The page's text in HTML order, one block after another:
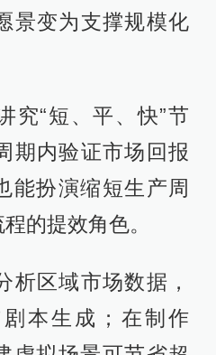
景变为支撑规模化
究“短、平、快”节
期内验证市场回报
能扮演缩短生产周
的提效角色。
析区域市场数据，
本生成；在制作